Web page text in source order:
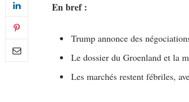
En bref :
Trump annonce des
Le dossier du Groenland et la
Les marchés restent fébriles,